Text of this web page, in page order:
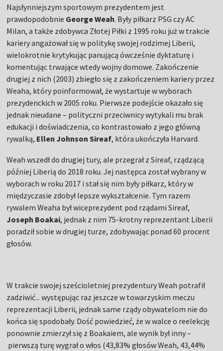
Najsłynniejszym sportowym prezydentem jest
prawdopodobnie George Weah. Były piłkarz PSG czy AC
Milan, a także zdobywca Złotej Piłki z 1995 roku już w trakcie
kariery angażował się w politykę swojej rodzimej Liberii,
wielokrotnie krytykując panującą ówcześnie dyktaturę i
komentując trwające wtedy wojny domowe. Zakończenie
drugiej z nich (2003) zbiegło się z zakończeniem kariery przez
Weaha, który poinformował, że wystartuje w wyborach
prezydenckich w 2005 roku. Pierwsze podejście okazało się
jednak nieudane – polityczni przeciwnicy wytykali mu brak
edukacji i doświadczenia, co kontrastowało z jego główną
rywalką, Ellen Johnson Sireaf, która ukończyła Harvard.
Weah wszedł do drugiej tury, ale przegrał z Sireaf, rządzącą
później Liberią do 2018 roku. Jej następca został wybrany w
wyborach w roku 2017 i stał się nim były piłkarz, który w
międzyczasie zdobył lepsze wykształcenie. Tym razem
rywalem Weaha był wiceprezydent pod rządami Sireaf,
Joseph Boakai, jednak z nim 75-krotny reprezentant Liberii
poradził sobie w drugiej turze, zdobywając ponad 60 procent
głosów.
W trakcie swojej sześcioletniej prezydentury Weah potrafił
zadziwić... występując raz jeszcze w towarzyskim meczu
reprezentacji Liberii, jednak same rządy obywatelom nie do
końca się spodobały. Dość powiedzieć, że w walce o reelekcję
ponownie zmierzył się z Boakaiem, ale wynik był inny –
pierwszą turę wygrał o włos (43,83% głosów Weah, 43,44%